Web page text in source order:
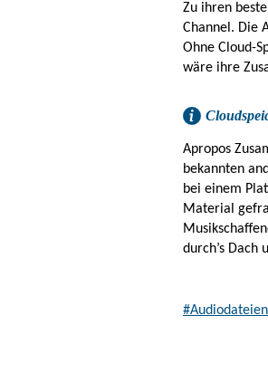
Zu ihren
Channel. Die
Ohne Cloud-
wäre ihre
Apropos
bekannten
bei einem
Material
durch’s Dach
#Audiodateien